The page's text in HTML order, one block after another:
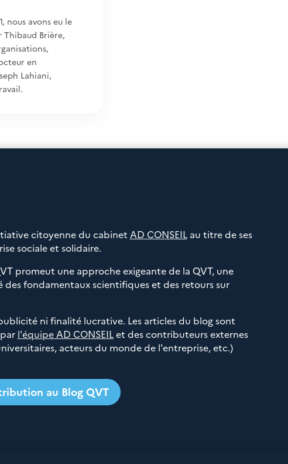
nous avons eu le
Thibaud Brière,
en
Lahiani,
citoyenne du cabinet AD CONSEILau titre de ses
sociale et solidaire.
promeut une approche exigeante de la QVT, une
fondamentaux scientifiques et des retours sur
publicité ni finalité lucrative. Les articles du blog sont
l'équipe AD CONSEILet des contributeurs externes
acteurs du monde de l'entreprise, etc.)
au Blog QVT